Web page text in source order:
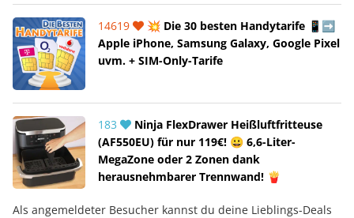
14619
💥 Die 30 besten Handytarife 📱➡️
Apple iPhone, Samsung Galaxy, Google Pixel
uvm. + SIM-Only-Tarife
183
Ninja FlexDrawer Heißluftfritteuse
(AF550EU) für nur 119€! 😀 6,6-Liter-
MegaZone oder 2 Zonen dank
herausnehmbarer Trennwand! 🍟
Als angemeldeter Besucher kannst du deine Lieblings-Deals